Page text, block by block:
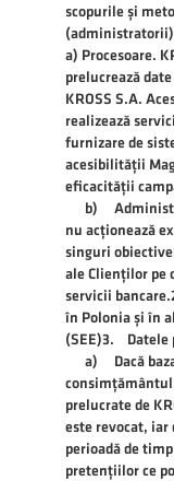
scopurile și
a) Procesoare.
prelucrează
KROSS S.A.
realizează
furnizare de
acesibilității
eficacității
b)
nu acționează
singuri
ale Clienților pe
servicii
în Polonia și în
(SEE)3. Datele
a) Dacă baza
prelucrate de
este revocat,
perioadă de
pretențiilor ce